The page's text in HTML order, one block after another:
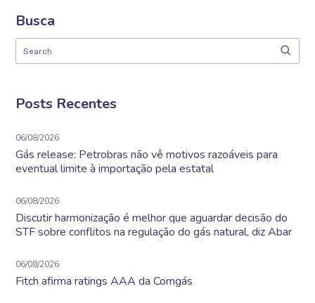
Busca
Posts Recentes
06/08/2026
Gás release: Petrobras não vê motivos razoáveis para
eventual limite à importação pela estatal
06/08/2026
Discutir harmonização é melhor que aguardar decisão do
STF sobre conflitos na regulação do gás natural, diz Abar
06/08/2026
Fitch afirma ratings AAA da Comgás